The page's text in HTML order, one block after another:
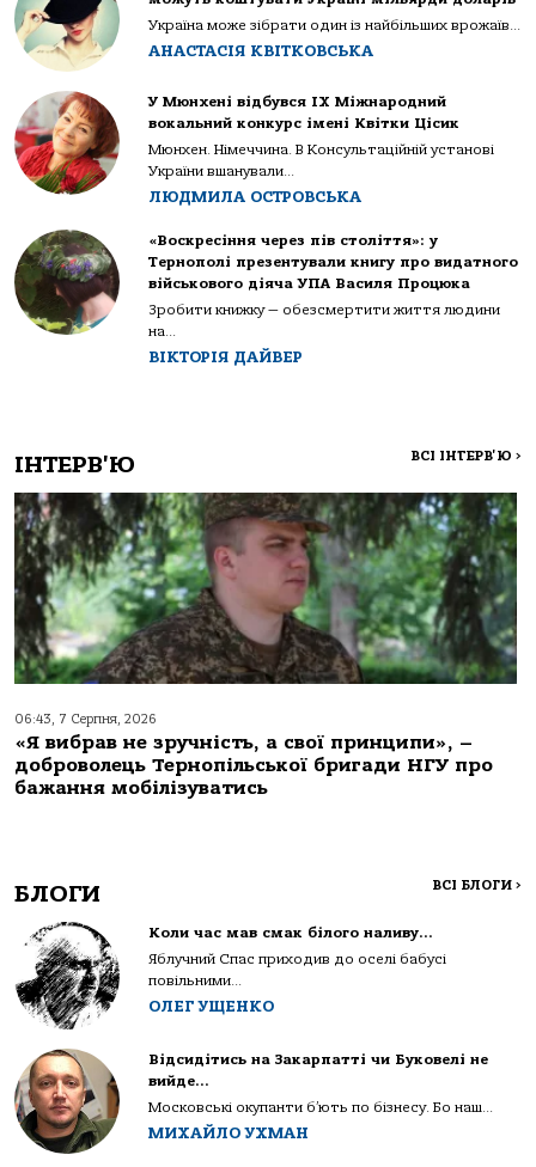
Україна може зібрати один із найбільших врожаїв...
АНАСТАСІЯ КВІТКОВСЬКА
У Мюнхені відбувся IX Міжнародний
вокальний конкурс імені Квітки Цісик
Мюнхен. Німеччина. В Консультаційній установі
України вшанували...
ЛЮДМИЛА ОСТРОВСЬКА
«Воскресіння через пів століття»: у
Тернополі презентували книгу про видатного
військового діяча УПА Василя Процюка
Зробити книжку — обезсмертити життя людини
на...
ВІКТОРІЯ ДАЙВЕР
ІНТЕРВ'Ю ВСІ ІНТЕРВ'Ю >
06:43, 7 Серпня, 2026
«Я вибрав не зручність, а свої принципи», –
доброволець Тернопільської бригади НГУ про
бажання мобілізуватись
БЛОГИ ВСІ БЛОГИ >
Коли час мав смак білого наливу…
Яблучний Спас приходив до оселі бабусі
повільними...
ОЛЕГ УЩЕНКО
Відсидітись на Закарпатті чи Буковелі не
вийде…
Московські окупанти б’ють по бізнесу. Бо наш...
МИХАЙЛО УХМАН